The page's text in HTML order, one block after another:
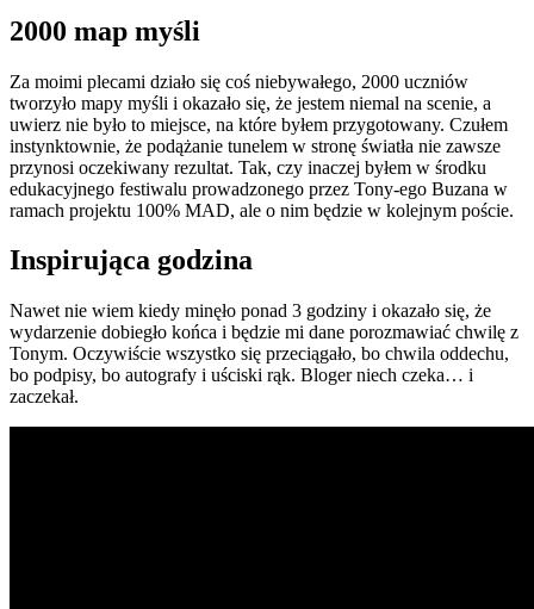
2000 map myśli
Za moimi plecami działo się coś niebywałego, 2000 uczniów
tworzyło mapy myśli i okazało się, że jestem niemal na scenie, a
uwierz nie było to miejsce, na które byłem przygotowany. Czułem
instynktownie, że podążanie tunelem w stronę światła nie zawsze
przynosi oczekiwany rezultat. Tak, czy inaczej byłem w środku
edukacyjnego festiwalu prowadzonego przez Tony-ego Buzana w
ramach projektu 100% MAD, ale o nim będzie w kolejnym poście.
Inspirująca godzina
Nawet nie wiem kiedy minęło ponad 3 godziny i okazało się, że
wydarzenie dobiegło końca i będzie mi dane porozmawiać chwilę z
Tonym. Oczywiście wszystko się przeciągało, bo chwila oddechu,
bo podpisy, bo autografy i uściski rąk. Bloger niech czeka… i
zaczekał.